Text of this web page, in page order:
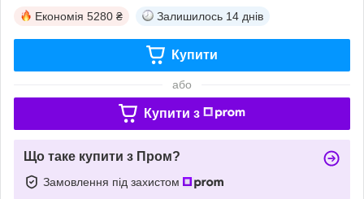
Економія 5280 ₴ Залишилось 14 днів
Купити
або
Купити з
Що таке купити з Пром?
Замовлення під захистом